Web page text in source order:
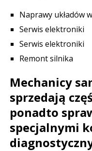
Naprawy układów
Serwis elektroniki
Serwis elektroniki
Remont silnika
Mechanicy
sprzedają
ponadto
specjalnymi